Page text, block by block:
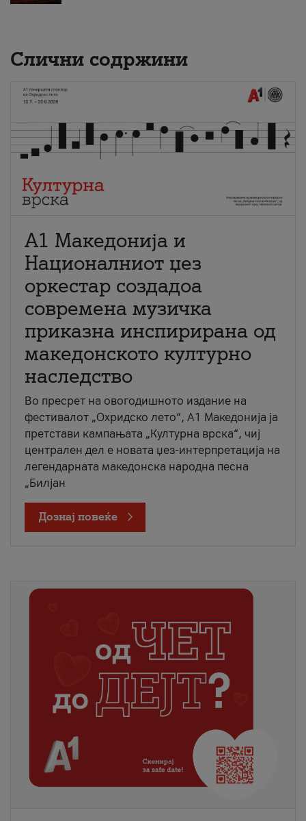
Слични содржини
А1 Македонија и
Националниот џез
оркестар создадоа
современа музичка
приказна инспирирана од
македонското културно
наследство
Во пресрет на овогодишното издание на
фестивалот „Охридско лето“, А1 Македонија ја
претстави кампањата „Културна врска“, чиј
централен дел е новата џез-интерпретација на
легендарната македонска народна песна
„Билјан
Дознај повеќе